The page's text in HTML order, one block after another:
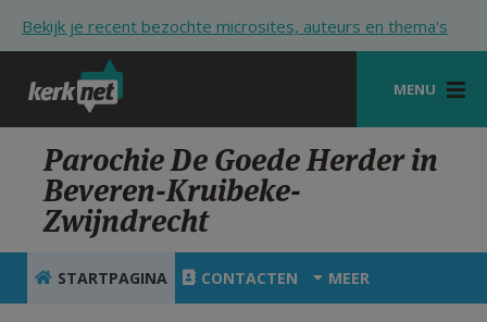
Bekijk je recent bezochte microsites, auteurs en thema's
MENU
STARTPAGINA
KERK
VIERINGEN
SHOP
Parochie De Goede Herder in
Beveren-Kruibeke-
Zwijndrecht
STARTPAGINA CONTACTEN MEER